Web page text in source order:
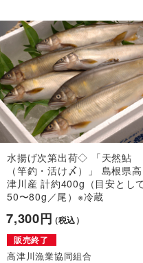
水揚げ次第出荷◇ 「天然鮎
（竿釣・活け〆）」 島根県高
津川産 計約400g（目安とし
50〜80g／尾）※冷蔵
7,300円（税込）
販売終了
高津川漁業協同組合